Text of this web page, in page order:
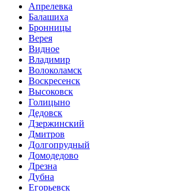
Апрелевка
Балашиха
Бронницы
Верея
Видное
Владимир
Волоколамск
Воскресенск
Высоковск
Голицыно
Дедовск
Дзержинский
Дмитров
Долгопрудный
Домодедово
Дрезна
Дубна
Егорьевск